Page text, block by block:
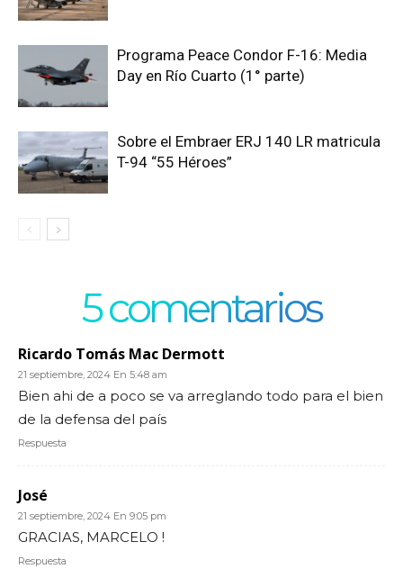
Programa Peace Condor F-16: Media
Day en Río Cuarto (1° parte)
Sobre el Embraer ERJ 140 LR matricula
T-94 “55 Héroes”
5 comentarios
Ricardo Tomás Mac Dermott
21 septiembre, 2024 En 5:48 am
Bien ahi de a poco se va arreglando todo para el bien
de la defensa del país
Respuesta
José
21 septiembre, 2024 En 9:05 pm
GRACIAS, MARCELO !
Respuesta